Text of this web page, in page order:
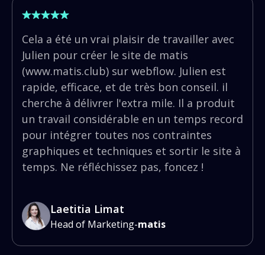
Cela a été un vrai plaisir de travailler avec
Julien pour créer le site de matis
(www.matis.club) sur webflow. Julien est
rapide, efficace, et de très bon conseil. il
cherche à délivrer l'extra mile. Il a produit
un travail considérable en un temps record
pour intégrer toutes nos contraintes
graphiques et techniques et sortir le site à
temps. Ne réfléchissez pas, foncez !
Laetitia Limat
Head of Marketing-matis